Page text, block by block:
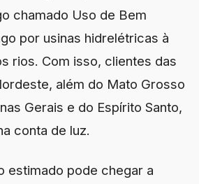
chamado Uso de Bem
por usinas hidrelétricas à
rios. Com isso, clientes das
além do Mato Grosso
Gerais e do Espírito Santo,
conta de luz.
estimado pode chegar a